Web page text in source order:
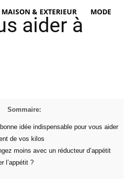
MAISON & EXTERIEUR MODE
aider à
Sommaire:
idée indispensable pour vous aider
de vos kilos
moins avec un réducteur d’appétit
l’appétit ?